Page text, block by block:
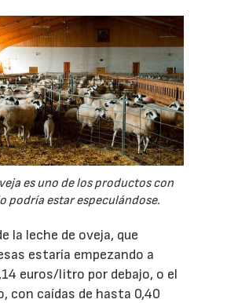
es uno de los productos con
podría estar especulándose.
la leche de oveja, que
estaría empezando a
euros/litro por debajo, o el
con caídas de hasta 0,40